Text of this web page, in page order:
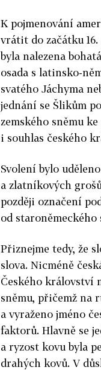
K pojmenování
vrátit do začátku
byla nalezena
osada s latinsko-
svatého Jáchyma
jednání se Šlikům
zemského sněmu
i souhlas českého
Svolení bylo
a zlatníkových
později označení
od
Přiznejme tedy, že
slova. Nicméně
Českého království
sněmu, přičemž na
a vyraženo jméno
faktorů. Hlavně se
a ryzost kovu byla
drahých kovů. V